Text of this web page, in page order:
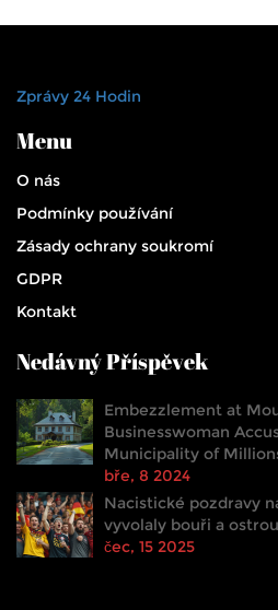
Zprávy 24 Hodin
Menu
O nás
Podmínky používání
Zásady ochrany soukromí
GDPR
Kontakt
Nedávný Příspěvek
Embezzlement at
Businesswoman
Municipality of
bře, 8 2024
Nacistické pozdravy
vyvolaly bouři a
čec, 15 2025